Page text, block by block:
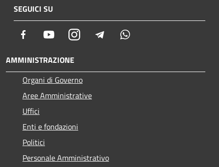
SEGUICI SU
Facebook YoutubeInstagram Telegram
AMMINISTRAZIONE
Organi di Governo
Aree Amministrative
Uffici
Enti e fondazioni
Politici
Personale Amministrativo